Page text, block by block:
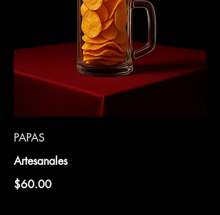
PAPAS
Artesanales
$60.00